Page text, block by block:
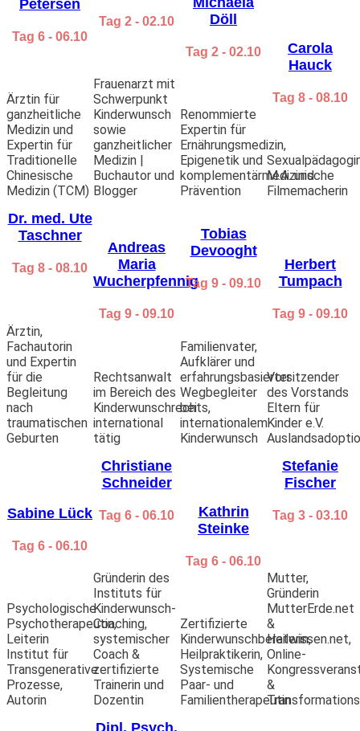
Alicia Kusumitra– Priesterin der weiblichen Kraft,
geweiht von den Mayaältesten aus Guatemala
Namiah Beatrix Bauer
– Kinderwunsch Expertin,
Seelenbotschafterin und Autorin
Channelmedium
Tag 6 – 06. Okt.
Dr. med. Dunja Petersen– Ärztin für ganzheitliche
Medizin und Expertin für Traditionelle Chinesische
Medizin (TCM)
Sabine Lück– Psychologische Psychotherapeutin,
Leiterin Institut für Transgenerative Prozesse,
Autorin
Christiane Schneider
Kinderwunsch-Coaching, systemischer Coach &
zertifizierte Trainerin und Dozentin
Kathrin Steinke– Zertifizierte
Kinderwunschberaterin, Heilpraktikerin,
Systemische Paar- und Familientherapeutin
Tag 7 – 07. Okt.
Anne Lippold
– Zyklusexpertin für PMS und
Menstruationsbeschwerden, Gründerin
Fraulichkeit, Speaker
Angela Tischbein-Madsen– Expertin für Mindset,
Bewegungstherapie und Bewusstseinsentwicklung
Stefanie Stömmer– Mentorin, Wegbegleiterin &
Kongressveranstalterin
Tag 8 – 08. Okt.
Carola Hauck
– Sexualpädagogin, M.A. und
Filmemacherin
Dr. med. Ute Taschner
– Ärztin, Fachautorin und
Expertin für die Begleitung nach traumatischen
Geburten
Tag 9 – 09. Okt.
Andreas Maria Wucherpfennig
Bereich des Kinderwunschrechts, international
Tobias Devooght– Familienvater, Aufklärer und
erfahrungsbasierter Wegbegleiter bei
internationalem Kinderwunsch
Herbert Tumpach– Vorsitzender des Vorstands
Eltern für Kinder e.V. Auslandsadoption
Tag 10 – 10. Okt.
Alexandra Schack– Kinderwunschexpertin,
Meditationslehrerin & systemische Coach-
Julia Goessler– Mentorin für ganzheitliche
Petersen
Tag 6 - 06.10
Ärztin für
ganzheitliche
Medizin und
Expertin für
Traditionelle
Chinesische
Medizin (TCM)
Tag 2 - 02.10
Frauenarzt mit
Schwerpunkt
Kinderwunsch
sowie
ganzheitlicher
Medizin |
Buchautor und
Blogger
Döll
Tag 2 - 02.10
Renommierte
Expertin für
Ernährungsmedizin,
Epigenetik und
komplementärmedizinische
Prävention
Carola
Hauck
Tag 8 - 08.10
M.A. und
Filmemacherin
Dr. med. Ute
Taschner
Tag 8 - 08.10
Ärztin,
Fachautorin
und Expertin
für die
Begleitung
nach
traumatischen
Geburten
Andreas
Maria
Wucherpfennig
Tag 9 - 09.10
Rechtsanwalt
im Bereich des
Kinderwunschrechts,
international
tätig
Tobias
Devooght
Tag 9 - 09.10
Familienvater,
Aufklärer und
erfahrungsbasierter
Wegbegleiter
bei
internationalem
Kinderwunsch
Herbert
Tumpach
Tag 9 - 09.10
Vorsitzender
des Vorstands
Eltern für
Kinder e.V.
Sabine Lück
Tag 6 - 06.10
Psychologische
Psychotherapeutin,
Leiterin
Institut für
Transgenerative
Prozesse,
Autorin
Christiane
Schneider
Tag 6 - 06.10
Gründerin des
Instituts für
Kinderwunsch-
Coaching,
systemischer
Coach &
zertifizierte
Trainerin und
Dozentin
Kathrin
Steinke
Tag 6 - 06.10
Zertifizierte
Kinderwunschberaterin,
Heilpraktikerin,
Systemische
Paar- und
Familientherapeutin
Stefanie
Fischer
Tag 3 - 03.10
Mutter,
Gründerin
MutterErde.net
&
Heilwissen.net,
Online-
&